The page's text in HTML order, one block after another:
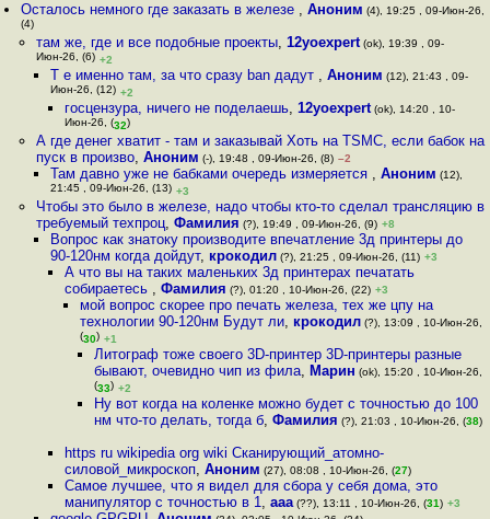
Осталось немного где заказать в железе ,Аноним (4), 19:25 , 09-Июн-26,
(4)
там же, где и все подобные проекты, 12yoexpert(ok), 19:39 , 09-
Июн-26, (6) +2
Т е именно там, за что сразу ban дадут , Аноним (12), 21:43 , 09-
Июн-26, (12) +2
госцензура, ничего не поделаешь,12yoexpert (ok), 14:20 , 10-
Июн-26, (32)
А где денег хватит - там и заказывай Хоть на TSMC, если бабок на
пуск в произво, Аноним (-), 19:48 , 09-Июн-26, (8) –2
Там давно уже не бабками очередь измеряется , Аноним (12),
21:45 , 09-Июн-26, (13) +3
Чтобы это было в железе, надо чтобы кто-то сделал трансляцию в
требуемый техпроц, Фамилия (?), 19:49 , 09-Июн-26, (9) +8
Вопрос как знатоку производите впечатление 3д принтеры до
90-120нм когда дойдут, крокодил(?), 21:25 , 09-Июн-26, (11) +3
А что вы на таких маленьких 3д принтерах печатать
собираетесь ,Фамилия (?), 01:20 , 10-Июн-26, (22) +3
мой вопрос скорее про печать железа, тех же цпу на
технологии 90-120нм Будут ли, крокодил(?), 13:09 , 10-Июн-26,
(30) +1
Литограф тоже своего 3D-принтер 3D-принтеры разные
бывают, очевидно чип из фила, Марин (ok), 15:20 , 10-Июн-26,
(33) +2
Ну вот когда на коленке можно будет с точностью до 100
нм что-то делать, тогда б, Фамилия (?), 21:03 , 10-Июн-26, (38)
https ru wikipedia org wiki Сканирующий_атомно-
силовой_микроскоп,Аноним (27), 08:08 , 10-Июн-26, (27)
Самое лучшее, что я видел для сбора у себя дома, это
манипулятор с точностью в 1,ааа (??), 13:11 , 10-Июн-26, (31) +3